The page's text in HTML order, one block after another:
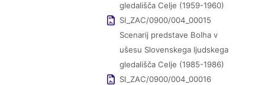
gledališča Celje (1959-1960)
SI_ZAC/0900/004_00015
Scenarij predstave Bolha v
ušesu Slovenskega ljudskega
gledališča Celje (1985-1986)
SI_ZAC/0900/004_00016